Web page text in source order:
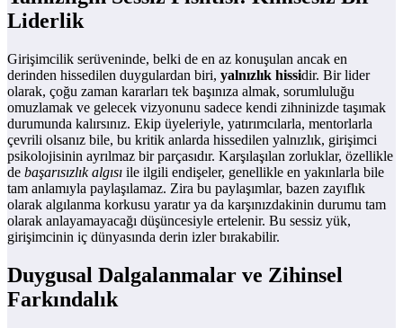
Liderlik
Girişimcilik serüveninde, belki de en az konuşulan ancak en
derinden hissedilen duygulardan biri, yalnızlık hissidir. Bir lider
olarak, çoğu zaman kararları tek başınıza almak, sorumluluğu
omuzlamak ve gelecek vizyonunu sadece kendi zihninizde taşımak
durumunda kalırsınız. Ekip üyeleriyle, yatırımcılarla, mentorlarla
çevrili olsanız bile, bu kritik anlarda hissedilen yalnızlık, girişimci
psikolojisinin ayrılmaz bir parçasıdır. Karşılaşılan zorluklar, özellikle
de başarısızlık algısı ile ilgili endişeler, genellikle en yakınlarla bile
tam anlamıyla paylaşılamaz. Zira bu paylaşımlar, bazen zayıflık
olarak algılanma korkusu yaratır ya da karşınızdakinin durumu tam
olarak anlayamayacağı düşüncesiyle ertelenir. Bu sessiz yük,
girişimcinin iç dünyasında derin izler bırakabilir.
Duygusal Dalgalanmalar ve Zihinsel
Farkındalık